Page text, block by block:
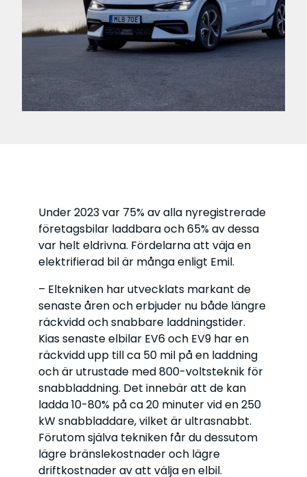
Under 2023 var 75% av alla nyregistrerade
företagsbilar laddbara och 65% av dessa
var helt eldrivna. Fördelarna att väja en
elektrifierad bil är många enligt Emil.
– Eltekniken har utvecklats markant de
senaste åren och erbjuder nu både längre
räckvidd och snabbare laddningstider.
Kias senaste elbilar EV6 och EV9 har en
räckvidd upp till ca 50 mil på en laddning
och är utrustade med 800-voltsteknik för
snabbladdning. Det innebär att de kan
ladda 10-80% på ca 20 minuter vid en 250
kW snabbladdare, vilket är ultrasnabbt.
Förutom själva tekniken får du dessutom
lägre bränslekostnader och lägre
driftkostnader av att välja en elbil.